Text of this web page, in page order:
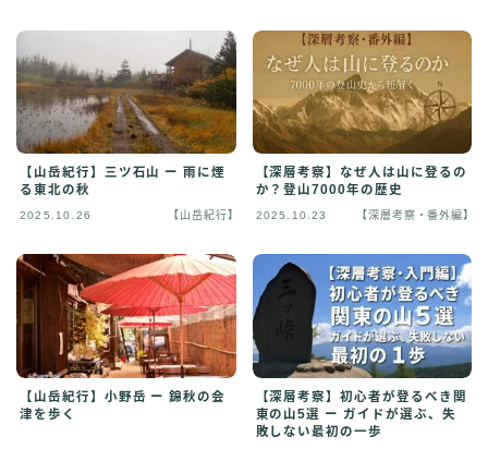
【山岳紀行】三ツ石山 ー 雨に煙
る東北の秋
2025.10.26 【山岳紀行】
【深層考察】なぜ人は山に登るの
か？登山7000年の歴史
2025.10.23 【深層考察・番外編】
【山岳紀行】小野岳 ー 錦秋の会
津を歩く
【深層考察】初心者が登るべき関
東の山5選 ー ガイドが選ぶ、失
敗しない最初の一歩